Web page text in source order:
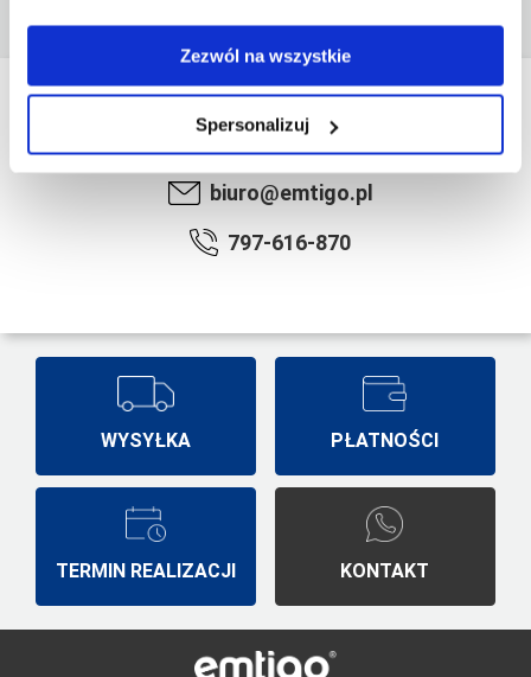
Zezwól na wszystkie
Spersonalizuj
MASZ PYTANIA?
biuro@emtigo.pl
797-616-870
WYSYŁKA PŁATNOŚCI
TERMIN REALIZACJI KONTAKT